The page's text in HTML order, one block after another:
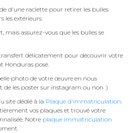
d'une raclette pour retirer les bulles
les extérieurs.
assurez-vous que les bulles se
délicatement pour découvrir votre
Honduras posé.
photo de votre œuvre en nous
de les poster sur instagram ou non :)
site dédié à la Plaque d'immatriculation.
vos plaques et trouvé votre
Notre plaque immatriculation